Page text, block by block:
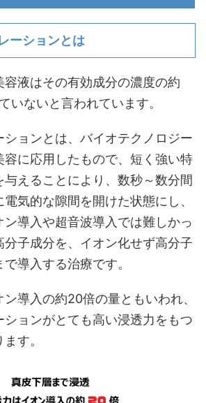
ーションとは
液はその有効成分の濃度の約
いないと言われています。
ションとは、バイオテクノロジー
容に応用したもので、短く強い特
えることにより、数秒～数分間
気的な隙間を開けた状態にし、
ン導入や超音波導入では難しかっ
分子成分を、イオン化せず高分子
導入する治療です。
ン導入の約20倍の量ともいわれ、
ションがとても高い浸透力をもつ
す。